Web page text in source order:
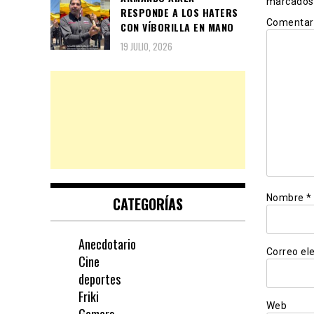
Nombre *
Correo
Web
RESPONDE A LOS HATERS
CON VÍBORILLA EN MANO
19 JULIO, 2026
CATEGORÍAS
Anecdotario
Cine
deportes
Friki